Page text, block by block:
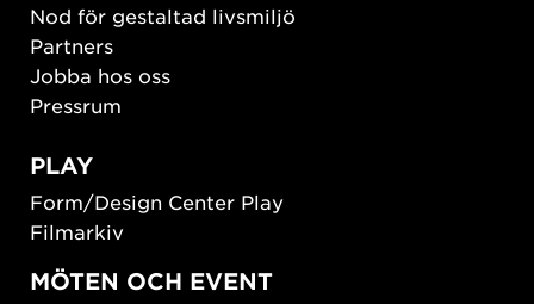
Nod för gestaltad livsmiljö
Partners
Jobba hos oss
Pressrum
PLAY
Form/Design Center Play
Filmarkiv
MÖTEN OCH EVENT